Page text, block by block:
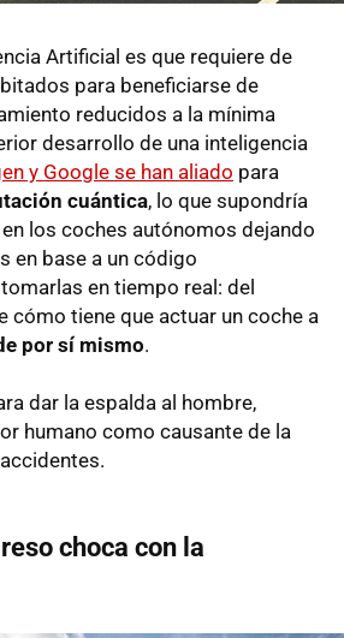
Artificial es que requiere de
para beneficiarse de
reducidos a la mínima
desarrollo de una inteligencia
y Google se han aliado para
cuántica, lo que supondría
los coches autónomos dejando
en base a un código
en tiempo real: del
cómo tiene que actuar un coche a
por sí mismo.
dar la espalda al hombre,
humano como causante de la
choca con la